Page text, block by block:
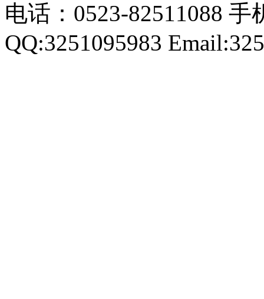
电话：0523-82511088 手
QQ:3251095983